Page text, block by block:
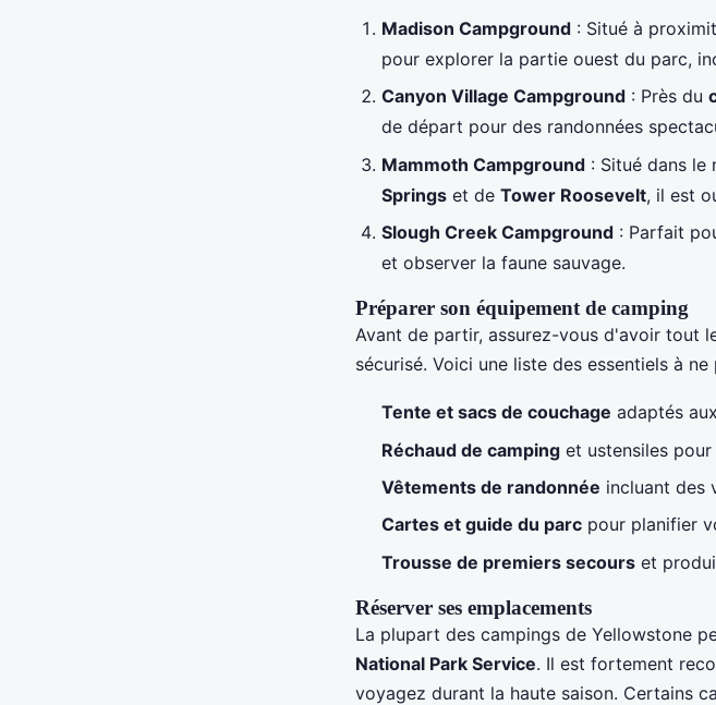
Madison Campground : Situé à
pour explorer la partie ouest du parc,
Canyon Village Campground : Près du
de départ pour des randonnées
Mammoth Campground : Situé dans le
Springs et de Tower Roosevelt, il est
Slough Creek Campground : Parfait
et observer la faune sauvage.
Préparer son équipement de camping
Avant de partir, assurez-vous d'avoir tout
sécurisé. Voici une liste des essentiels à
Tente et sacs de couchage adaptés
Réchaud de camping et ustensiles pour
Vêtements de randonnée incluant des
Cartes et guide du parc pour planifier
Trousse de premiers secours et
Réserver ses emplacements
La plupart des campings de Yellowstone
National Park Service. Il est fortement
voyagez durant la haute saison. Certains